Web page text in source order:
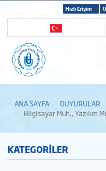
Hızlı Erişim
ANA SAYFA
DUYURULAR
Bilgisayar Müh., Yazılım
KATEGORİLER